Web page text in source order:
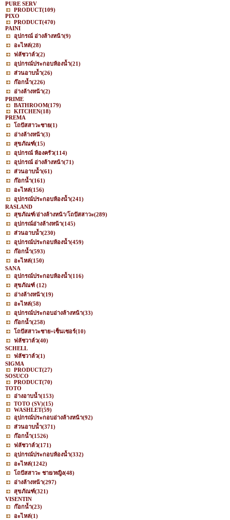
PURE SERV
PRODUCT(109)
PIXO
PRODUCT(470)
PAINI
อุปกรณ์ อ่างล้างหน้า(9)
อะไหล่(28)
ฟลัชวาล์ว(2)
อุปกรณ์ประกอบห้องน้ำ(21)
ส่วนอาบน้ำ(26)
ก๊อกน้ำ(226)
อ่างล้างหน้า(2)
PRIME
BATHROOM(179)
KITCHEN(18)
PREMA
โถปัสสาวะชาย(1)
อ่างล้างหน้า(3)
สุขภัณฑ์(15)
อุปกรณ์ ห้องครัว(114)
อุปกรณ์ อ่างล้างหน้า(71)
ส่วนอาบน้ำ(61)
ก๊อกน้ำ(161)
อะไหล่(156)
อุปกรณ์ประกอบห้องน้ำ(241)
RASLAND
สุขภัณฑ์/อ่างล้างหน้า/โถปัสสาวะ(289)
อุปกรณ์อ่างล้างหน้า(145)
ส่วนอาบน้ำ(230)
อุปกรณ์ประกอบห้องน้ำ(459)
ก๊อกน้ำ(593)
อะไหล่(150)
SANA
อุปกรณ์ประกอบห้องน้ำ(116)
สุขภัณฑ์ (12)
อ่างล้างหน้า(19)
อะไหล่(58)
อุปกรณ์ประกอบอ่างล้างหน้า(33)
ก๊อกน้ำ(258)
โถปัสสาวะชาย+เซ็นเซอร์(10)
ฟลัชวาล์ว(40)
SCHELL
ฟลัชวาล์ว(1)
SIGMA
PRODUCT(27)
SOSUCO
PRODUCT(70)
TOTO
อ่างอาบน้ำ(153)
TOTO (SV)(15)
WASHLET(59)
อุปกรณ์ประกอบอ่างล้างหน้า(92)
ส่วนอาบน้ำ(371)
ก๊อกน้ำ(1526)
ฟลัชวาล์ว(171)
อุปกรณ์ประกอบห้องน้ำ(332)
อะไหล่(1242)
โถปัสสาวะ ชาย/หญิง(48)
อ่างล้างหน้า(297)
สุขภัณฑ์(321)
VISENTIN
ก๊อกน้ำ(23)
อะไหล่(1)